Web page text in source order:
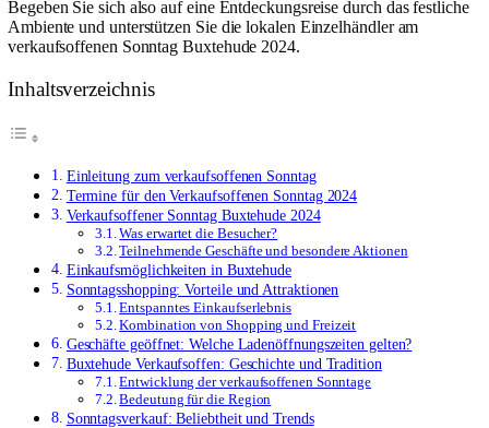
Begeben Sie sich also auf eine Entdeckungsreise durch das festliche
Ambiente und unterstützen Sie die lokalen Einzelhändler am
verkaufsoffenen Sonntag Buxtehude 2024.
Inhaltsverzeichnis
Einleitung zum verkaufsoffenen Sonntag
Termine für den Verkaufsoffenen Sonntag 2024
Verkaufsoffener Sonntag Buxtehude 2024
Was erwartet die Besucher?
Teilnehmende Geschäfte und besondere Aktionen
Einkaufsmöglichkeiten in Buxtehude
Sonntagsshopping: Vorteile und Attraktionen
Entspanntes Einkaufserlebnis
Kombination von Shopping und Freizeit
Geschäfte geöffnet: Welche Ladenöffnungszeiten gelten?
Buxtehude Verkaufsoffen: Geschichte und Tradition
Entwicklung der verkaufsoffenen Sonntage
Bedeutung für die Region
Sonntagsverkauf: Beliebtheit und Trends